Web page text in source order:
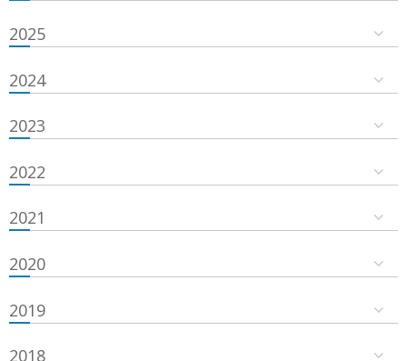
2025
2024
2023
2022
2021
2020
2019
2018